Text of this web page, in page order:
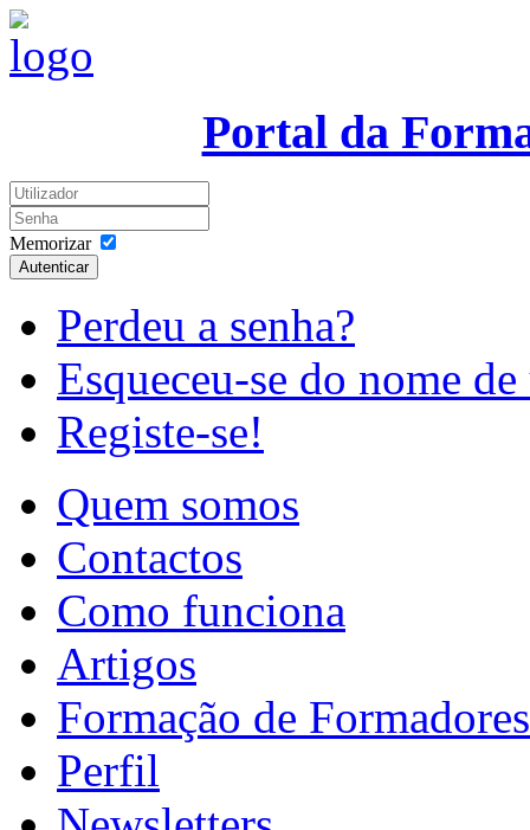
Portal da
Memorizar
Autenticar
Perdeu a senha?
Esqueceu-se do nome
Registe-se!
Quem somos
Contactos
Como funciona
Artigos
Formação de Formadores
Perfil